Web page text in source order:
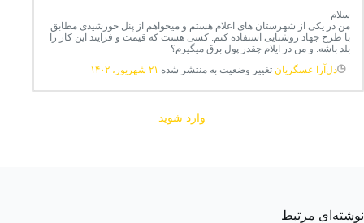
سلام
من در یکی از شهرستان های اعلام هستم و میخواهم از پنل خورشیدی مطابق
با طرح جهاد روشنایی استفاده کنم. کسی هست که قیمت و فرایند این کار را
بلد باشه. و من در ایلام چقدر پول برق میگیرم؟
دل‌آرا عسگریان تغییر وضعیت به منتشر شده ۲۱ شهریور، ۱۴۰۲
وارد شوید
نوشته‌ای مرتبط